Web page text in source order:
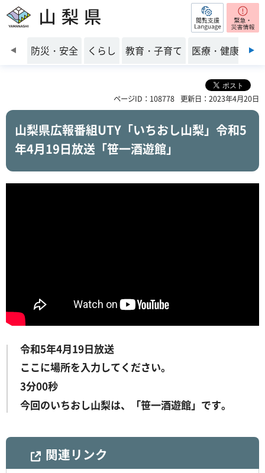
山梨県 閲覧支援
前のスライドを表示
防災・安全 くらし 教育・子育て 医療・健康・福
ページID：108778 更新日：2023年4月20日
山梨県広報番組UTY「いちおし山梨」令和5
年4月19日放送「笹一酒遊館」
令和5年4月19日放送
ここに場所を入力してください。
3分00秒
今回のいちおし山梨は、「笹一酒遊館」です。
関連リンク